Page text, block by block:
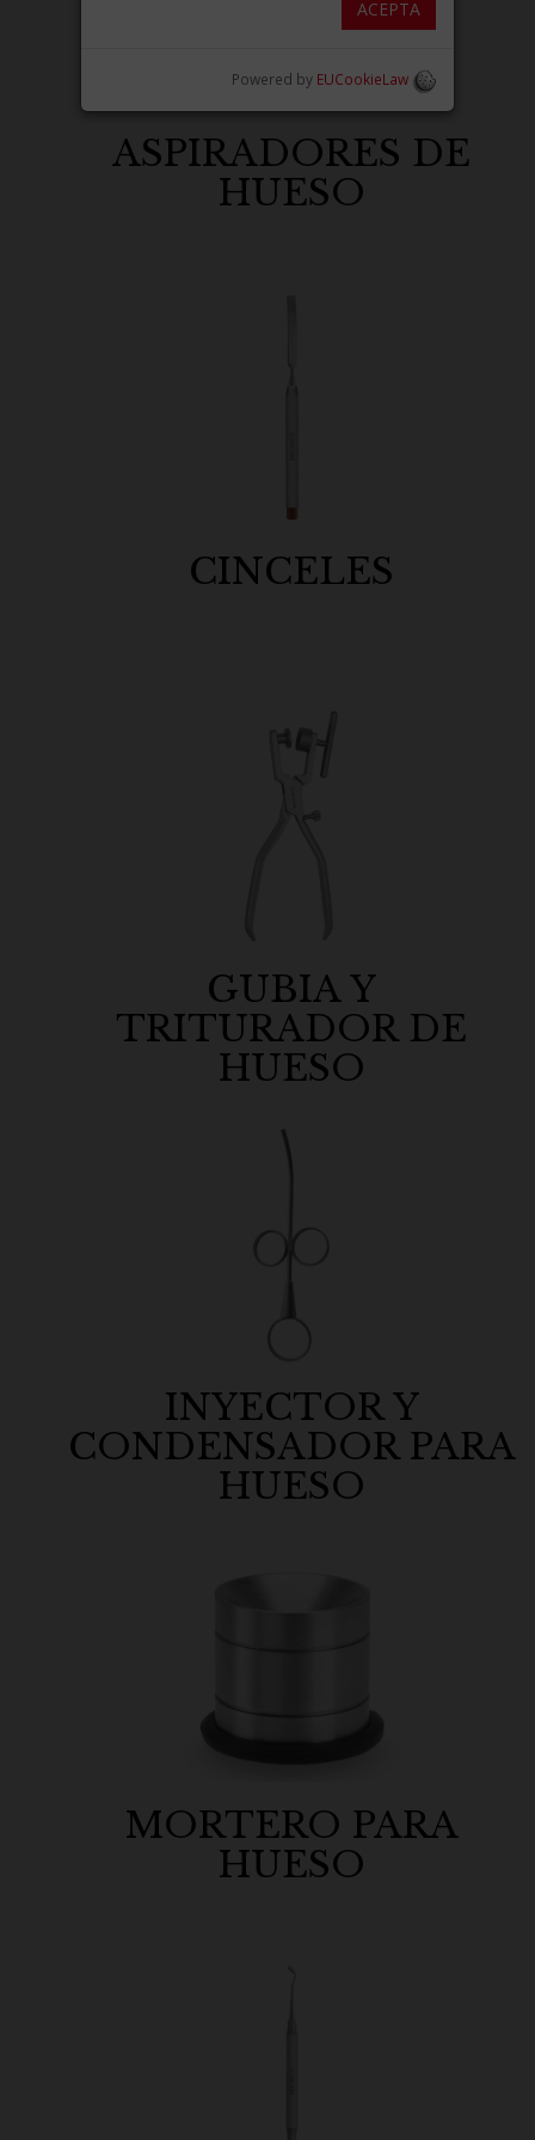
ASPIRADORES DE
HUESO
CINCELES
GUBIA Y
TRITURADOR DE
HUESO
INYECTOR Y
CONDENSADOR PARA
HUESO
MORTERO PARA
HUESO
ACEPTA
Powered by EUCookieLaw